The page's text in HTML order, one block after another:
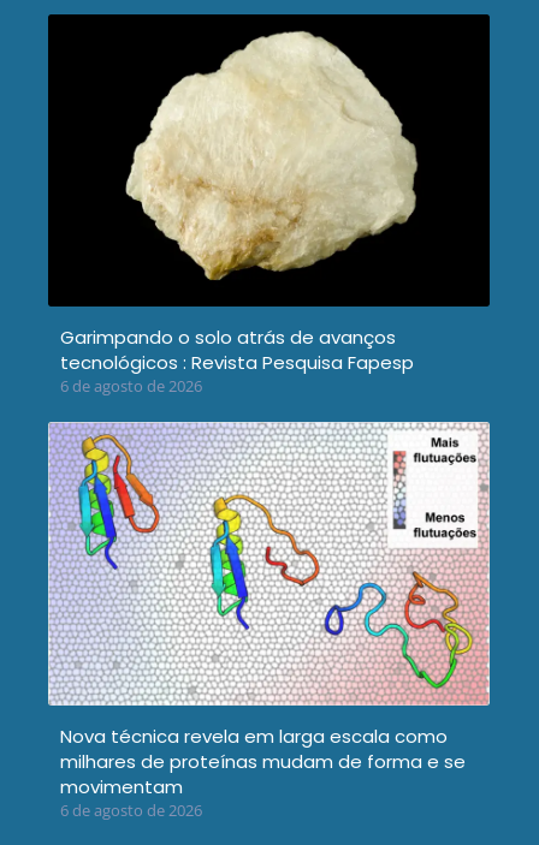
Garimpando o solo atrás de avanços
tecnológicos : Revista Pesquisa Fapesp
6 de agosto de 2026
Nova técnica revela em larga escala como
milhares de proteínas mudam de forma e se
movimentam
6 de agosto de 2026